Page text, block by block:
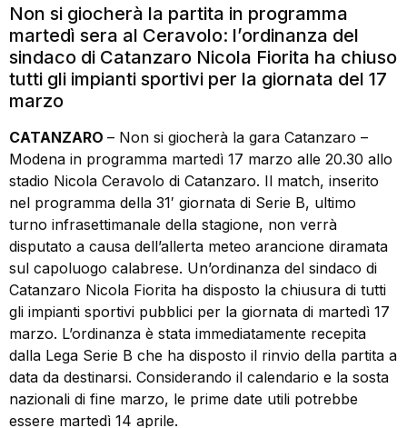
Non si giocherà la partita in programma
martedì sera al Ceravolo: l’ordinanza del
sindaco di Catanzaro Nicola Fiorita ha chiuso
tutti gli impianti sportivi per la giornata del 17
marzo
CATANZARO – Non si giocherà la gara Catanzaro –
Modena in programma martedì 17 marzo alle 20.30 allo
stadio Nicola Ceravolo di Catanzaro. Il match, inserito
nel programma della 31′ giornata di Serie B, ultimo
turno infrasettimanale della stagione, non verrà
disputato a causa dell’allerta meteo arancione diramata
sul capoluogo calabrese. Un’ordinanza del sindaco di
Catanzaro Nicola Fiorita ha disposto la chiusura di tutti
gli impianti sportivi pubblici per la giornata di martedì 17
marzo. L’ordinanza è stata immediatamente recepita
dalla Lega Serie B che ha disposto il rinvio della partita a
data da destinarsi. Considerando il calendario e la sosta
nazionali di fine marzo, le prime date utili potrebbe
essere martedì 14 aprile.